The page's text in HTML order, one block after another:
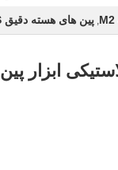
, پین های هسته دقیق HSS
ابزار پین